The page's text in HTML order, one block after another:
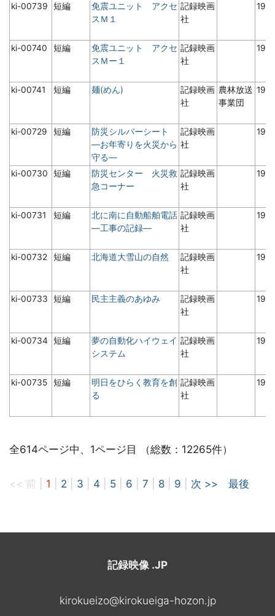
ki-00739 短編
免震ユニット アクセ
スＭ１
記録映画
社
ki-00740 短編
免震ユニット アクセ
スＭー１
記録映画
社
ki-00741 短編 麺(めん)
記録映画
社
農林放送
事業団
ki-00729 短編
防災シルバーシート
―お年寄りを火災から
守る―
記録映画
社
ki-00730 短編
防災センター 火災救
急コーナー
記録映画
社
ki-00731 短編
北に南に自動船舶電話
―工事の記録―
記録映画
社
ki-00732 短編 北海道大雪山の自然
記録映画
社
ki-00733 短編 民主主義のあゆみ
記録映画
社
ki-00734 短編
夢の自動化ハイウェイ
システム
記録映画
社
ki-00735 短編
明日をひらく教育を創
る
記録映画
社
全614ページ中、1ページ目 （総数：12265件）
<< 前 1 2 3 4 5 6 7 8 9 次 >> 最後
記録映像 .JP
kirokueizo@kirokueiga-hozon.jp